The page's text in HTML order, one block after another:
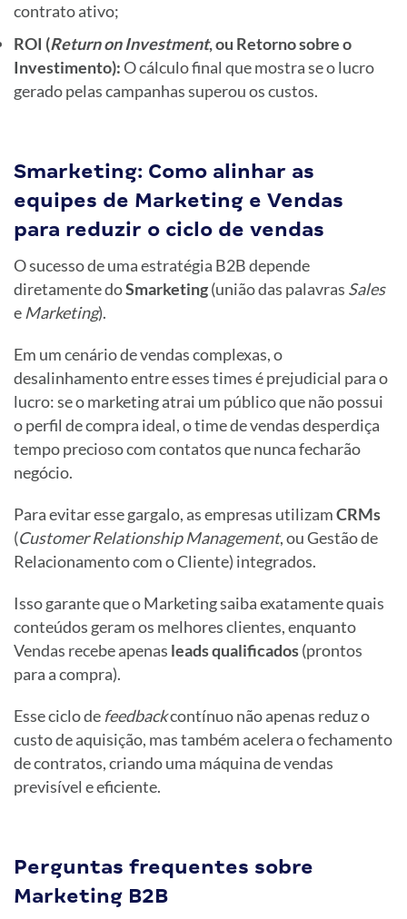
contrato ativo;
ROI (Return on Investment, ou Retorno sobre o
Investimento):O cálculo final que mostra se o lucro
gerado pelas campanhas superou os custos.
Smarketing: Como alinhar as
equipes de Marketing e Vendas
para reduzir o ciclo de vendas
O sucesso de uma estratégia B2B depende
diretamente doSmarketing(união das palavras Sales
e Marketing).
Em um cenário de vendas complexas, o
desalinhamento entre esses times é prejudicial para o
lucro: se o marketing atrai um público que não possui
o perfil de compra ideal, o time de vendas desperdiça
tempo precioso com contatos que nunca fecharão
negócio.
Para evitar esse gargalo, as empresas utilizamCRMs
(Customer Relationship Management, ou Gestão de
Relacionamento com o Cliente) integrados.
Isso garante que o Marketing saiba exatamente quais
conteúdos geram os melhores clientes, enquanto
Vendas recebe apenas leads qualificados(prontos
para a compra).
Esse ciclo de feedbackcontínuo não apenas reduz o
custo de aquisição, mas também acelera o fechamento
de contratos, criando uma máquina de vendas
previsível e eficiente.
Perguntas frequentes sobre
Marketing B2B